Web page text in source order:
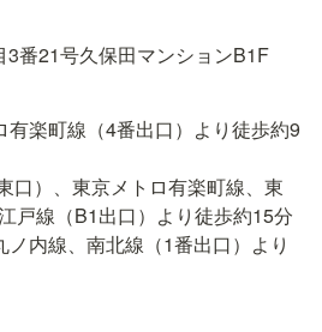
番21号久保田マンションB1F
楽町線（4番出口）より徒歩約9
口）、東京メトロ有楽町線、東
戸線（B1出口）より徒歩約15分
内線、南北線（1番出口）より